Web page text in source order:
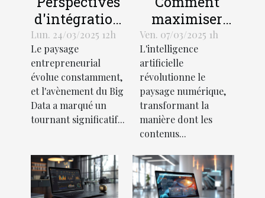
d'intégration
du Big Data
dans les
petites
entreprises
pour une
décision
Lun. 24/03/2025 12h
Le paysage
entrepreneurial
évolue constamment,
et l'avènement du Big
Data a marqué un
tournant significatif...
maximiser
l'engagement
utilisateur
grâce à l'IA
dans les
contenus web
Ven. 07/03/2025 1h
L'intelligence
artificielle
révolutionne le
paysage numérique,
transformant la
manière dont les
contenus...